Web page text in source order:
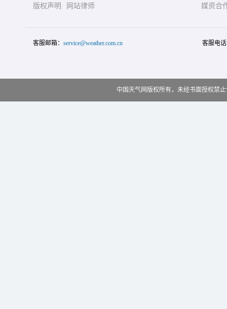
版权声明
网站律师
媒资合
客服邮箱： service@weather.com.cn 客服电
中国天气网版权所有，未经书面授权